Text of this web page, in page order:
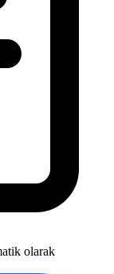
olarak